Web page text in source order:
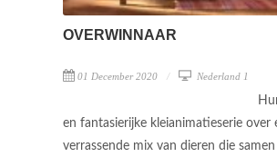
OVERWINNAAR
01 December 2020 Nederland 1
en fantasierijke kleianimatieserie over
verrassende mix van dieren die